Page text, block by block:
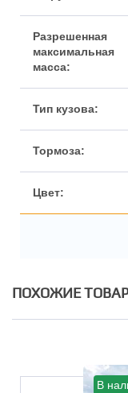
ПОХОЖИЕ
В